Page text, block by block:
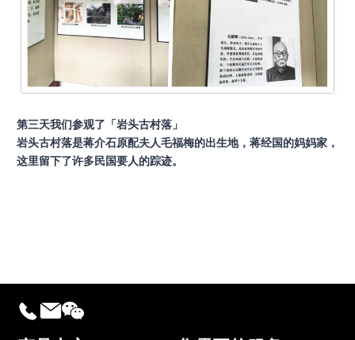
第三天我们参观了「岩头古村落」
岩头古村落是蒋介石原配夫人毛福梅的出生地，蒋经国的妈妈家，
这里留下了许多民国要人的踪迹。